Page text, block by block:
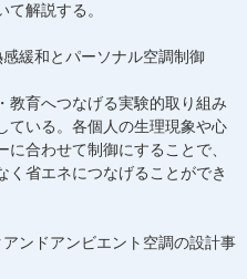
解説する。
緩和とパーソナル空調制御
教育へつなげる実験的取り組み
ている。各個人の生理現象や心
合わせて制御にすることで、
く省エネにつなげることができ
ンドアンビエント空調の設計事